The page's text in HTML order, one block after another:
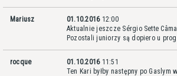
Mariusz 01.10.2016 12:00
Aktualnie jeszcze Sérgio Sette
Pozostali juniorzy są dopiero u
rocque 01.10.2016 11:51
Ten Kari byłby następny po